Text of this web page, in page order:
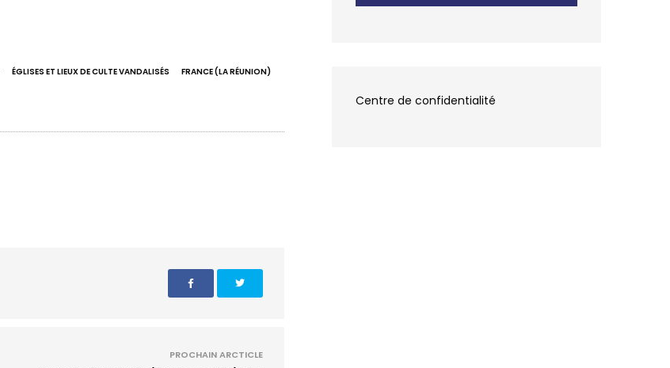
ÉGLISES ET LIEUX DE CULTE VANDALISÉS
FRANCE (LA RÉUNION)
PROCHAIN ARCTICLE
Centre de confidentialité